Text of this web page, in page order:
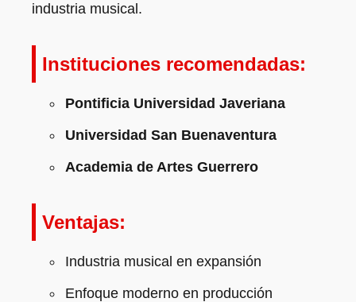
industria musical.
Instituciones recomendadas:
Pontificia Universidad Javeriana
Universidad San Buenaventura
Academia de Artes Guerrero
Ventajas:
Industria musical en expansión
Enfoque moderno en producción